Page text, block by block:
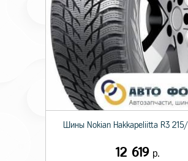
Шины Nokian Hakkapeliitta R3 215/
12 619р.